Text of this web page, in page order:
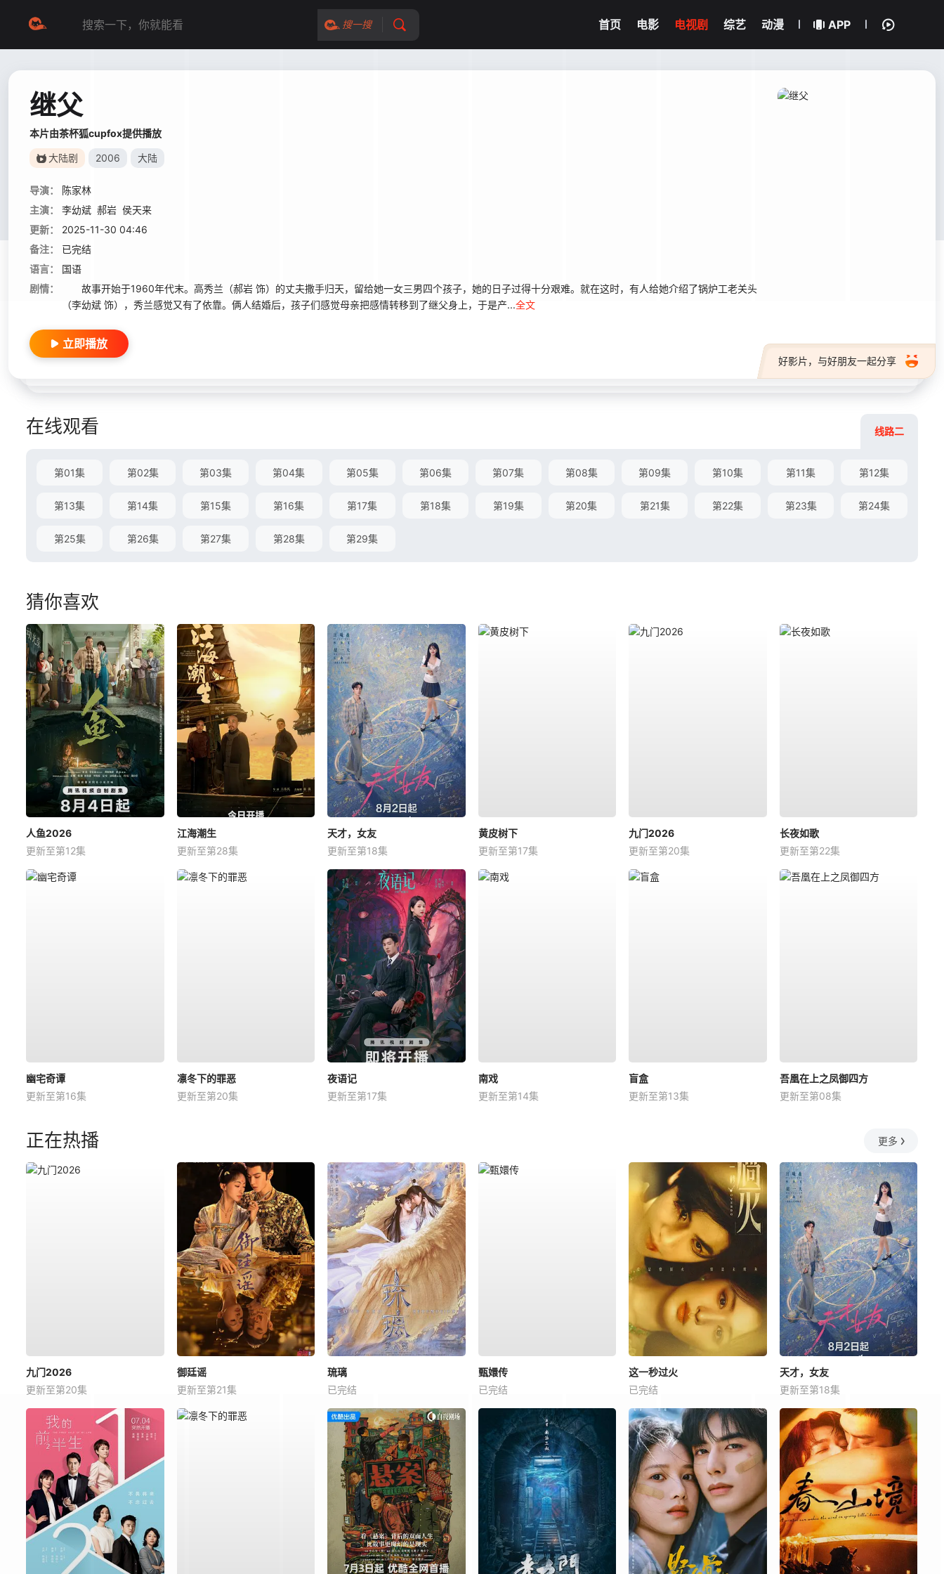
搜一搜 首页 电影 电视剧 综艺 动漫 APP
继父
本片由茶杯狐cupfox提供播放
大陆剧 2006 大陆
导演：
陈家林
主演：
李幼斌 郝岩 侯天来
更新：
2025-11-30 04:46
备注：
已完结
语言：
国语
剧情：
故事开始于1960年代末。高秀兰（郝岩 饰）的丈夫撒手归天，留给她一女三男四个孩子，她的日子过得十分艰难。就在这时，有人给她介绍了锅炉工老关头
（李幼斌 饰），秀兰感觉又有了依靠。俩人结婚后，孩子们感觉母亲把感情转移到了继父身上，于是产...全文
好影片，与好朋友一起分享
立即播放
在线观看 线路二
第01集 第02集 第03集 第04集 第05集 第06集 第07集 第08集 第09集 第10集 第11集 第12集
第13集 第14集 第15集 第16集 第17集 第18集 第19集 第20集 第21集 第22集 第23集 第24集
第25集 第26集 第27集 第28集 第29集
猜你喜欢
人鱼2026
更新至第12集
江海潮生
更新至第28集
天才，女友
更新至第18集
黄皮树下
更新至第17集
九门2026
更新至第20集
长夜如歌
更新至第22集
幽宅奇谭
更新至第16集
凛冬下的罪恶
更新至第20集
夜语记
更新至第17集
南戏
更新至第14集
盲盒
更新至第13集
吾凰在上之凤御四方
更新至第08集
正在热播 更多
九门2026
更新至第20集
御廷谣
更新至第21集
琉璃
已完结
甄嬛传
已完结
这一秒过火
已完结
天才，女友
更新至第18集